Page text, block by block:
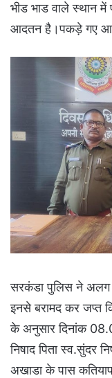
भीड भाड वाले स्थान में
आदतन है।पकड़े गए
सरकंडा पुलिस ने अलग
इनसे बरामद कर जप्त
के अनुसार दिनांक
निषाद पिता स्व.सुंदर
अखाडा के पास